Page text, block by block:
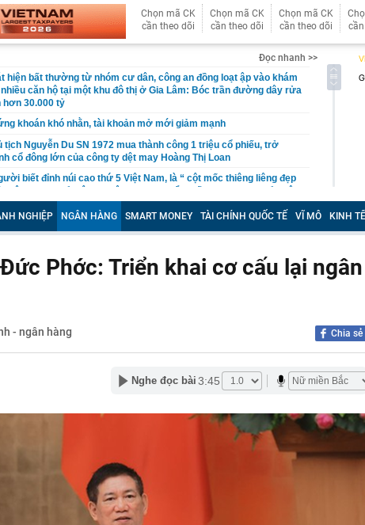
Chọn mã CK
cần theo dõi
Chọn mã CK
cần theo dõi
Chọn mã CK
cần theo dõi
Đọc nhanh >>
hiện bất thường từ nhóm cư dân, công an đồng loạt ập vào khám
căn hộ tại một khu đô thị ở Gia Lâm: Bóc trần đường dây rửa
hơn 30.000 tỷ
khoán khó nhằn, tài khoản mở mới giảm mạnh
tịch Nguyễn Du SN 1972 mua thành công 1 triệu cổ phiếu, trở
cổ đông lớn của công ty dệt may Hoàng Thị Loan
biết đỉnh núi cao thứ 5 Việt Nam, là “ cột mốc thiêng liêng đẹp
Nam có 1 hệ thống y khoa tư nhân sở hữu 14 bệnh viện, 2.900
bệnh, vừa được vinh danh "Hệ thống Y khoa tốt nhất Việt Nam
chứng khoán bị HoSE cắt margin trong tháng 8
khoán Vietcap dự phóng VN-Index có thể chạm mốc 1.885 điểm
trong tháng 8
trong tay Điện Máy Xanh, Bách Hóa Xanh, An Khang, vốn hóa
xét ngôi nhà cổ, phát hiện 'kho báu' gồm 1.000 đồng tiền vàng và
vàng giấu trong nhiều ngăn bí mật - giá trị hơn 18 tỷ đồng
hiệu nhận biết ngôi nhà có phong thuỷ không thuận lợi
gia có lượng khách đến Việt Nam đông nhất 7 tháng đầu năm,
Hàn Quốc và Nga, gấp gần 6 lần Ấn Độ
bán trái cây tiết lộ: Khách thường chọn quả to, người trong
NGHIỆP NGÂN HÀNG SMART MONEY TÀI CHÍNH QUỐC TẾ VĨ MÔ KINH
Phớc: Triển khai cơ cấu lại ngân
- ngân hàng Chia sẻ
Nghe đọc bài 3:45